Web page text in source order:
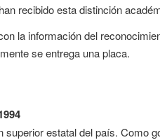
recibido esta distinción
la información del
se entrega una placa.
estatal del país. Como